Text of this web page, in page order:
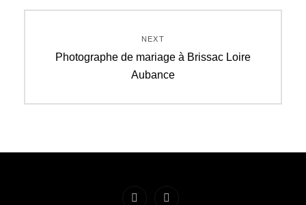
NEXT
Next
Photographe de mariage à Brissac Loire
Aubance